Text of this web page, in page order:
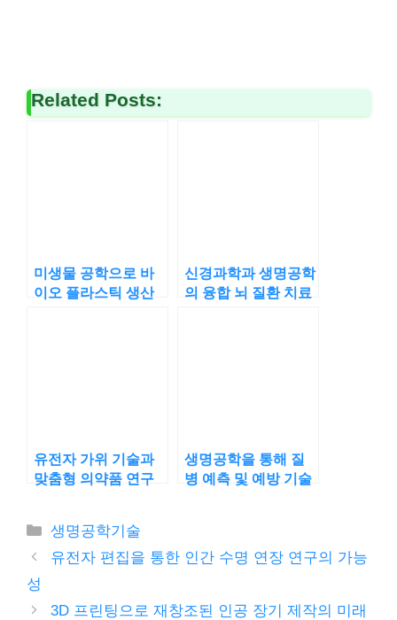
Related Posts:
미생물 공학으로 바
이오 플라스틱 생산
신경과학과 생명공학
의 융합 뇌 질환 치료
유전자 가위 기술과
맞춤형 의약품 연구
생명공학을 통해 질
병 예측 및 예방 기술
카
테
생명공학기술
유전자 편집을 통한 인간 수명 연장 연구의 가능
성
3D 프린팅으로 재창조된 인공 장기 제작의 미래